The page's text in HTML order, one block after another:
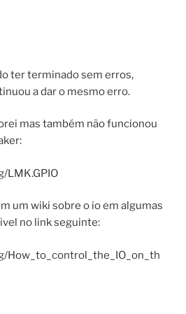
ter terminado sem erros,
a dar o mesmo erro.
mas também não funcionou
LMK.GPIO
um wiki sobre o io em algumas
no link seguinte:
How_to_control_the_IO_on_th